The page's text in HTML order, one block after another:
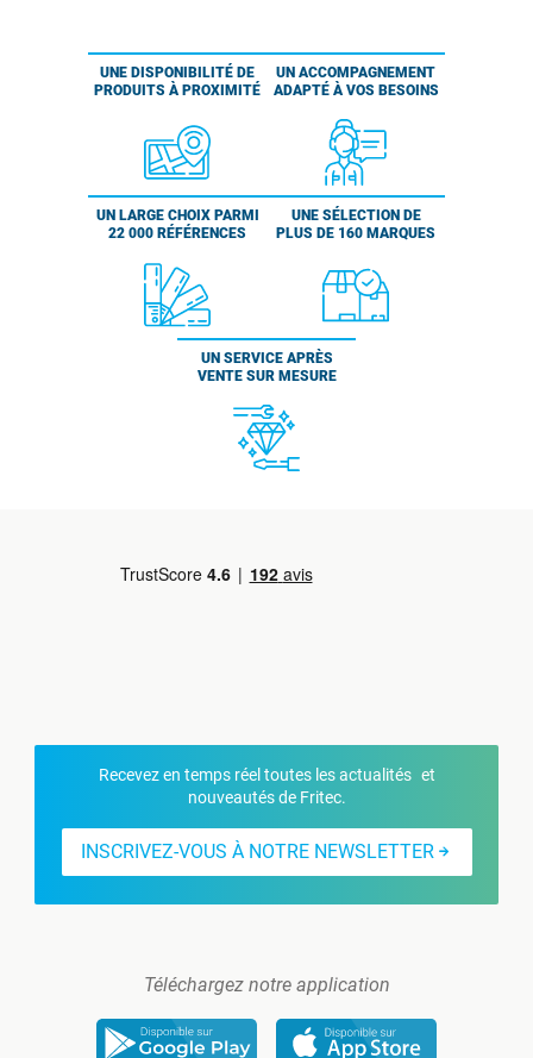
UNE DISPONIBILITÉ DE
PRODUITS À PROXIMITÉ
UN ACCOMPAGNEMENT
ADAPTÉ À VOS BESOINS
UN LARGE CHOIX PARMI
22 000 RÉFÉRENCES
UNE SÉLECTION DE
PLUS DE 160 MARQUES
UN SERVICE APRÈS
VENTE SUR MESURE
Recevez en temps réel toutes les actualités et
nouveautés de Fritec.
INSCRIVEZ-VOUS À NOTRE NEWSLETTER
Téléchargez notre application